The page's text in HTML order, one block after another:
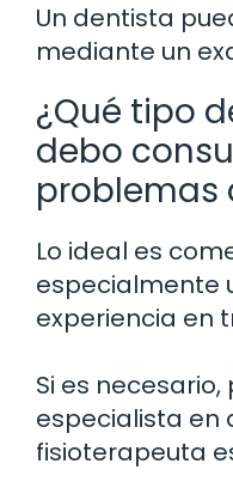
Un dentista
mediante un
¿Qué tipo
debo
problemas
Lo ideal es
especialmente
experiencia en
Si es
especialista en
fisioterapeuta